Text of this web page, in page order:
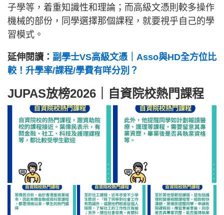
子學等，着重知識性和理論；而高級文憑則較多操作
機械的部份，同學選擇那個課程，就要視乎自己的學
習模式。
延伸閱讀： 副學士VS高級文憑｜Asso與HD全方位比
較！升學率/課程/學費有咩分別？
JUPAS放榜2026｜自資院校熱門課程